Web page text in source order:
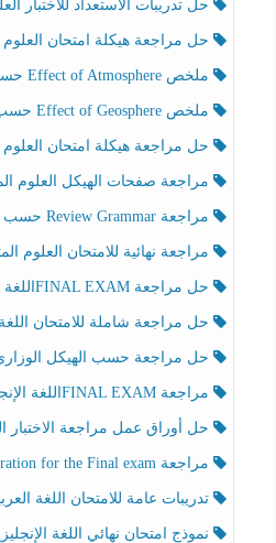
حل تدريبات الاستعداد للاختبار العلوم
حل مراجعة هيكلة امتحان العلوم المتكاملة
ملخص Effect of Atmosphere حسب الهيكل الوزاري العلوم المتكاملة الصف الخامس انسبير الفصل الثالث
ملخص Effect of Geosphere حسب الهيكل الوزاري العلوم المتكاملة الصف الخامس انسبير الفصل الثالث
حل مراجعة هيكلة امتحان العلوم المتكاملة
مراجعة صفحات الهيكل العلوم المتكاملة
مراجعة Review Grammar حسب الهيكل اللغة الإنجليزية الصف الخامس الفصل الثالث
مراجعة نهائية للامتحان العلوم المتكاملة
حل مراجعة FINAL EXAMاللغة الإنجليزية الصف الخامس الفصل الثالث
حل مراجعة شاملة للامتحان اللغة
حل مراجعة حسب الهيكل الوزاري العلوم
مراجعة FINAL EXAMاللغة الإنجليزية الصف الخامس الفصل الثالث
حل أوراق عمل مراجعة الاختبار النهائي اللغة
مراجعة Preparation for the Final exam اللغة الإنجليزية الصف الرابع الفصل الثالث
تدريبات عامة للامتحان اللغة
نموذج امتحان نهائي اللغة